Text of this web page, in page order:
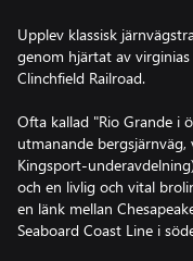
Upplev klassisk
genom hjärtat av
Clinchfield Railroad.
Ofta kallad "Rio Grande i
utmanande bergsjärnväg,
Kingsport-
och en livlig och vital
en länk mellan
Seaboard Coast Line i